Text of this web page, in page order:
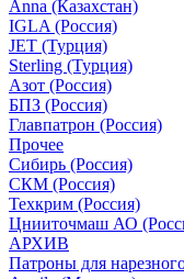
Anna (Казахстан)
IGLA (Россия)
JET (Турция)
Sterling (Турция)
Азот (Россия)
БПЗ (Россия)
Главпатрон (Россия)
Прочее
Сибирь (Россия)
СКМ (Россия)
Техкрим (Россия)
Цнииточмаш АО
АРХИВ
Патроны для